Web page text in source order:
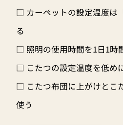
□ カーペットの設定温度は
る
□ 照明の使用時間を1日1時
□ こたつの設定温度を低め
□ こたつ布団に上がけとこ
使う